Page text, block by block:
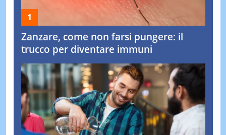
Zanzare, come non farsi pungere: il
trucco per diventare immuni